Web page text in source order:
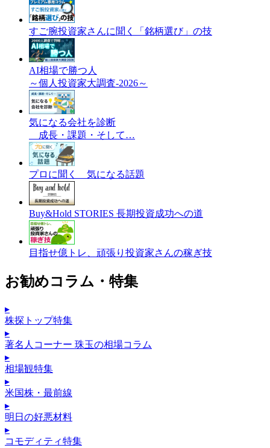
すご腕投資家さんに聞く「銘柄選び」の技
AI相場で勝つ人
～個人投資家大調査-2026～
気になる会社を診断
成長・課題・そして…
プロに聞く 気になる話題
Buy&Hold STORIES 長期投資成功への道
目指せ億トレ、頑張り投資家さんの稼ぎ技
お勧めコラム・特集
▸
株探トップ特集
▸
著名人コーナー 珠玉の相場コラム
▸
相場観特集
▸
米国株・最前線
▸
明日の好悪材料
▸
コモディティ特集